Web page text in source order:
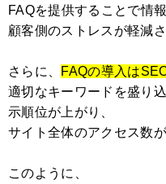
FAQを提供することで情
顧客側のストレスが軽減
さらに、 FAQの導入は
適切なキーワードを盛り
示順位が上がり、
サイト全体のアクセス数が
このように、